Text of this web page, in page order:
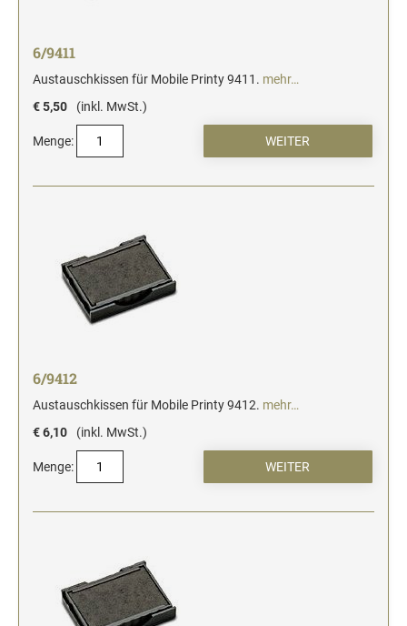
6/9411
Austauschkissen für Mobile Printy 9411. mehr…
€ 5,50
(inkl. MwSt.)
Menge:
6/9412
Austauschkissen für Mobile Printy 9412. mehr…
€ 6,10
(inkl. MwSt.)
Menge: